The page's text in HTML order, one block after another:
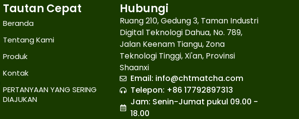
Tautan Cepat
Beranda
Tentang Kami
Produk
Kontak
PERTANYAAN YANG SERING
DIAJUKAN
Hubungi
Ruang 210, Gedung 3, Taman Industri
Digital Teknologi Dahua, No. 789,
Jalan Keenam Tiangu, Zona
Teknologi Tinggi, Xi'an, Provinsi
Shaanxi
Email: info@chtmatcha.com
Telepon: +86 17792897313
Jam: Senin-Jumat pukul 09.00 -
18.00
Spanish
Korean
French
Japanese